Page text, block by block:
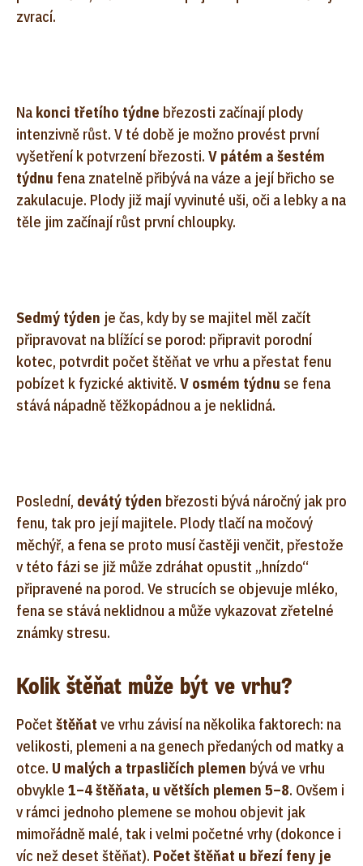
zvrací.
Na konci třetího týdne březosti začínají plody
intenzivně růst. V té době je možno provést první
vyšetření k potvrzení březosti. V pátém a šestém
týdnu fena znatelně přibývá na váze a její břicho se
zakulacuje. Plody již mají vyvinuté uši, oči a lebky a na
těle jim začínají růst první chloupky.
Sedmý týden je čas, kdy by se majitel měl začít
připravovat na blížící se porod: připravit porodní
kotec, potvrdit počet štěňat ve vrhu a přestat fenu
pobízet k fyzické aktivitě. V osmém týdnu se fena
stává nápadně těžkopádnou a je neklidná.
Poslední, devátý týden březosti bývá náročný jak pro
fenu, tak pro její majitele. Plody tlačí na močový
měchýř, a fena se proto musí častěji venčit, přestože
v této fázi se již může zdráhat opustit „hnízdo“
připravené na porod. Ve strucích se objevuje mléko,
fena se stává neklidnou a může vykazovat zřetelné
známky stresu.
Kolik štěňat může být ve vrhu?
Počet štěňat ve vrhu závisí na několika faktorech: na
velikosti, plemeni a na genech předaných od matky a
otce. U malých a trpasličích plemen bývá ve vrhu
obvykle 1–4 štěňata, u větších plemen 5–8. Ovšem i
v rámci jednoho plemene se mohou objevit jak
mimořádně malé, tak i velmi početné vrhy (dokonce i
víc než deset štěňat). Počet štěňat u březí feny je